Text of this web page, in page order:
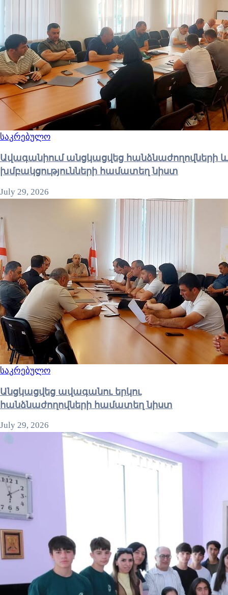
საკრებულო
Ավագանիում անցկացվեց հանձնաժողովների և
խմբակցությունների համատեղ նիստ
July 29, 2026
საკრებულო
Անցկացվեց ավագանու երկու
հանձնաժողովների համատեղ նիստ
July 29, 2026